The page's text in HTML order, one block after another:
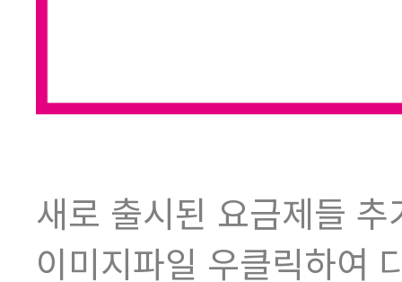
새로 출시된 요금제들
이미지파일 우클릭하여